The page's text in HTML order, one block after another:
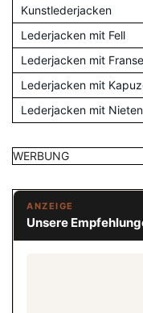
Kunstlederjacken
Lederjacken mit Fell
Lederjacken mit
Lederjacken mit
Lederjacken mit Nieten
WERBUNG
ANZEIGE
Unsere